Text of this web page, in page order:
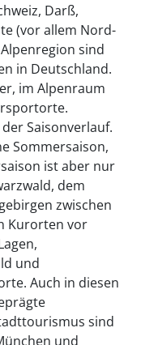
Darß,
(vor allem Nord-
sind
in Deutschland.
im Alpenraum
Saisonverlauf.
Sommersaison,
ist aber nur
dem
zwischen
Kurorten vor
und
Auch in diesen
sind
und